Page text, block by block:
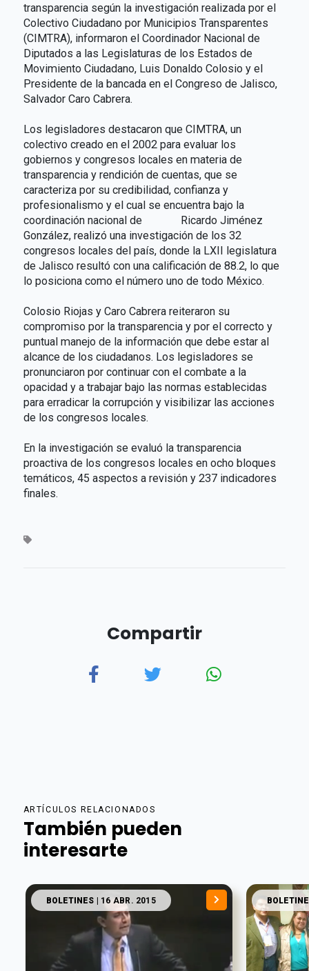
transparencia según la investigación realizada por el
Colectivo Ciudadano por Municipios Transparentes
(CIMTRA), informaron el Coordinador Nacional de
Diputados a las Legislaturas de los Estados de
Movimiento Ciudadano, Luis Donaldo Colosio y el
Presidente de la bancada en el Congreso de Jalisco,
Salvador Caro Cabrera.
Los legisladores destacaron que CIMTRA, un
colectivo creado en el 2002 para evaluar los
gobiernos y congresos locales en materia de
transparencia y rendición de cuentas, que se
caracteriza por su credibilidad, confianza y
profesionalismo y el cual se encuentra bajo la
coordinación nacional de Ricardo Jiménez
González, realizó una investigación de los 32
congresos locales del país, donde la LXII legislatura
de Jalisco resultó con una calificación de 88.2, lo que
lo posiciona como el número uno de todo México.
Colosio Riojas y Caro Cabrera reiteraron su
compromiso por la transparencia y por el correcto y
puntual manejo de la información que debe estar al
alcance de los ciudadanos. Los legisladores se
pronunciaron por continuar con el combate a la
opacidad y a trabajar bajo las normas establecidas
para erradicar la corrupción y visibilizar las acciones
de los congresos locales.
En la investigación se evaluó la transparencia
proactiva de los congresos locales en ocho bloques
temáticos, 45 aspectos a revisión y 237 indicadores
finales.
Compartir
ARTÍCULOS RELACIONADOS
También pueden
interesarte
BOLETINES | 16 ABR. 2015